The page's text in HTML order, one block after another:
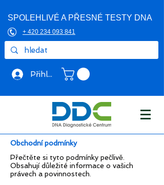
SPOLEHLIVÉ A PŘESNÉ TESTY DNA
+ 420 234 093 841
Přihlásit se
Obchodní podmínky
Přečtěte si tyto podmínky pečlivě.
Obsahují důležité informace o vašich
právech a povinnostech.